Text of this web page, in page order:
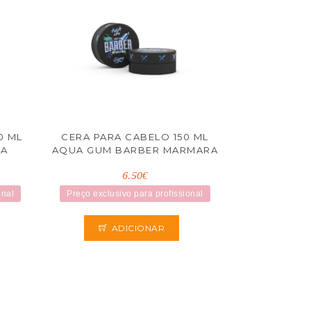
ML
CERA PARA CABELO 150 ML
AQUA GUM BARBER MARMARA
6.50€
Preço exclusivo para profissional
ADICIONAR